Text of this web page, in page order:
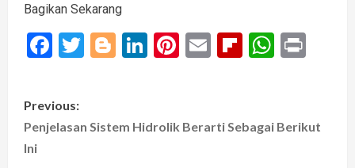
Bagikan Sekarang
Facebook
Twitter
Blogger
LinkedIn
Pinterest
EmailFlipboard
P
o
Previous:
Penjelasan Sistem Hidrolik Berarti Sebagai Berikut
Ini